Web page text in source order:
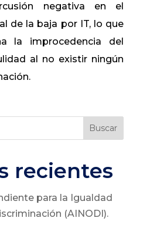
negativa en el
de la baja por IT, lo que
la improcedencia del
al no existir ningún
Buscar
recientes
para la Igualdad
(AINODI).